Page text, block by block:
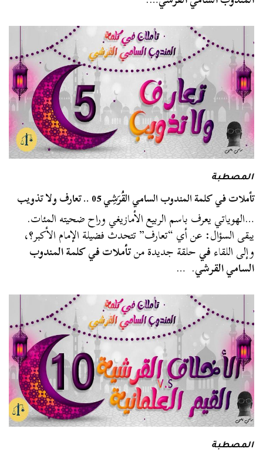
المصطبة
تأملات في كلمة المندوب السامي القُرَشِي 05 .. تعارف ولا تذويب
…الهوياتي يعرف باسم الربيع الأمازيغي وراح ضحيته المئات.
يبقى السؤال: عن أي “تعارف” تتحدث فضيلة الإمام الأكبر؟،
وإلى اللقاءفيحلقة جديدة منتأملات في كلمة المندوب
السامي القرشي. …
المصطبة